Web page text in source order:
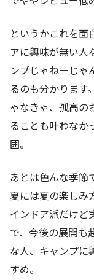
というかこれを面
アに興味が無い人
ンプじゃねーじゃ
るのも分かります
ゃなきゃ、孤高の
ることも叶わな
囲。
あとは色んな季節
夏には夏の楽しみ
インドア派だけど
で、今後の展開も
な人、キャンプに
すめ。